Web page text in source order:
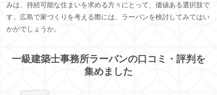
みは、持続可能な住まいを求める方々にとって、価値ある選択肢で
す。広島で家づくりを考える際には、ラーバンを検討してみてはい
かがでしょうか。
一級建築士事務所ラーバンの口コミ・評判を
集めました